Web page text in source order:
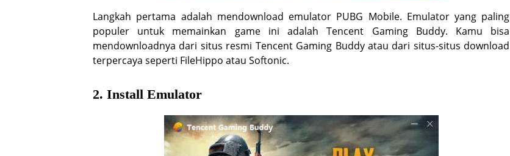
Langkah pertama adalah mendownload emulator PUBG Mobile. Emulator yang paling
populer untuk memainkan game ini adalah Tencent Gaming Buddy. Kamu bisa
mendownloadnya dari situs resmi Tencent Gaming Buddy atau dari situs-situs download
terpercaya seperti FileHippo atau Softonic.
2. Install Emulator